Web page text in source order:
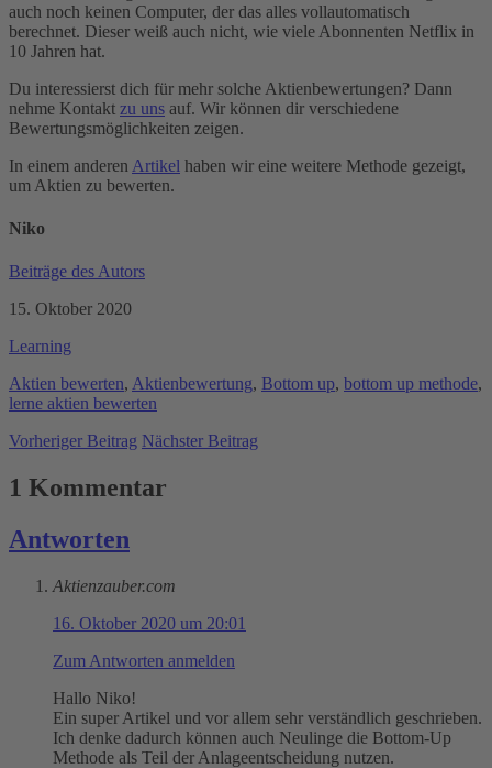
auch noch keinen Computer, der das alles vollautomatisch
berechnet. Dieser weiß auch nicht, wie viele Abonnenten Netflix in
10 Jahren hat.
Du interessierst dich für mehr solche Aktienbewertungen? Dann
nehme Kontakt zu uns auf. Wir können dir verschiedene
Bewertungsmöglichkeiten zeigen.
In einem anderen Artikel haben wir eine weitere Methode gezeigt,
um Aktien zu bewerten.
Niko
Beiträge des Autors
15. Oktober 2020
Learning
Aktien bewerten, Aktienbewertung, Bottom up, bottom up methode,
lerne aktien bewerten
Vorheriger Beitrag Nächster Beitrag
1 Kommentar
Antworten
Aktienzauber.com
16. Oktober 2020 um 20:01
Zum Antworten anmelden
Hallo Niko!
Ein super Artikel und vor allem sehr verständlich geschrieben.
Ich denke dadurch können auch Neulinge die Bottom-Up
Methode als Teil der Anlageentscheidung nutzen.